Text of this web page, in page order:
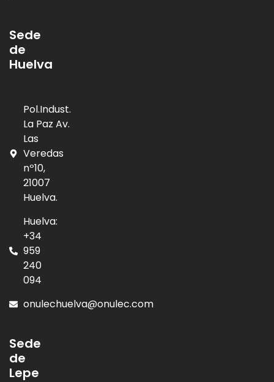
Sede
de
Huelva
Pol.Indust.
La Paz Av.
Las
Veredas
nº10,
21007
Huelva.
Huelva:
+34
959
240
094
onulechuelva@onulec.com
Sede
de
Lepe